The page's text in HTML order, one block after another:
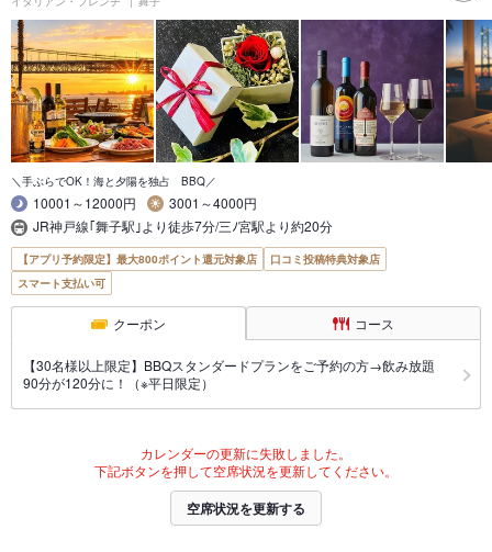
＼手ぶらでOK！海と夕陽を独占 BBQ／
10001～12000円
3001～4000円
JR神戸線｢舞子駅｣より徒歩7分/三ﾉ宮駅より約20分
【アプリ予約限定】最大800ポイント還元対象店
口コミ投稿特典対象店
スマート支払い可
クーポン コース
【30名様以上限定】BBQスタンダードプランをご予約の方→飲み放題
90分が120分に！（※平日限定）
カレンダーの更新に失敗しました。
下記ボタンを押して空席状況を更新してください。
空席状況を更新する